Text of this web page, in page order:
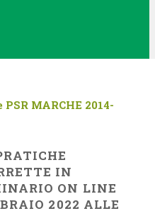
PSR MARCHE 2014-
IN
ON LINE
2022 ALLE